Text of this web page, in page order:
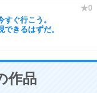
ぐ行こう。
きるはずだ。
作品